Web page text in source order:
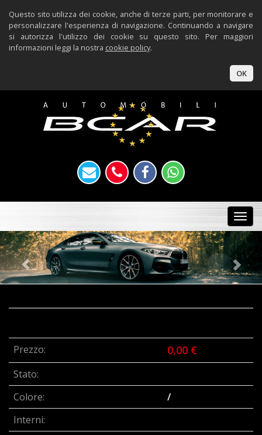
Questo sito utilizza dei cookie, anche di terze parti, per monitorare e
personalizzare l'esperienza di navigazione. Continuando a navigare
si autorizza l'utilizzo dei cookie su questo sito. Per maggiori
informazioni leggi la nostra cookie policy.
OK
Previous
Prezzo: 0,00 €
Stato:
Colore:
/
Interni: